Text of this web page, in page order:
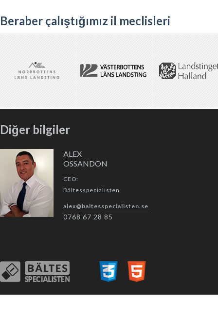
Beraber çalıştığımız il meclisleri
Diğer bilgiler
ALEX
OSSANDON
CEO:
Bältesspecialisten
alex@baltesspecialisten.se
0768 67 28 85